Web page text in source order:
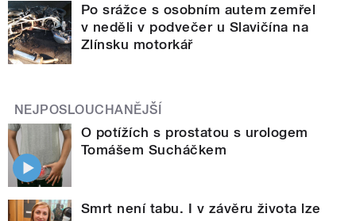
Po srážce s osobním autem zemřel
v neděli v podvečer u Slavičína na
Zlínsku motorkář
NEJPOSLOUCHANĚJŠÍ
O potížích s prostatou s urologem
Tomášem Sucháčkem
Smrt není tabu. I v závěru života lze